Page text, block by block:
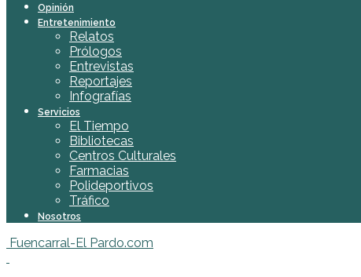
Opinión
Entretenimiento
Relatos
Prólogos
Entrevistas
Reportajes
Infografías
Servicios
El Tiempo
Bibliotecas
Centros Culturales
Farmacias
Polideportivos
Tráfico
Nosotros
Fuencarral-El Pardo.com